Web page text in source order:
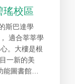
瑤校區
斯巴達學
適合莘莘學
。大樓是根
一新的美
圖書館、